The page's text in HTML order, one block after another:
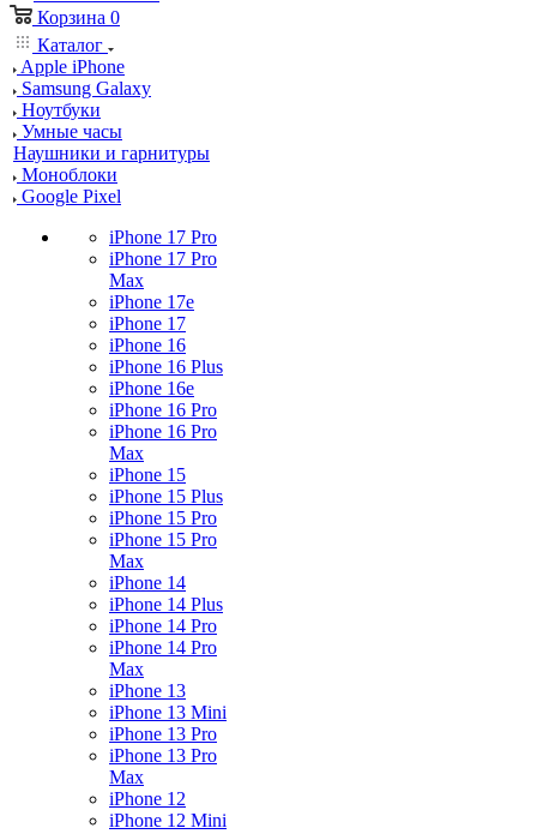
Корзина 0
Каталог
Apple iPhone
Samsung Galaxy
Ноутбуки
Умные часы
Наушники и гарнитуры
Моноблоки
Google Pixel
iPhone 17 Pro
iPhone 17 Pro
Max
iPhone 17e
iPhone 17
iPhone 16
iPhone 16 Plus
iPhone 16e
iPhone 16 Pro
iPhone 16 Pro
Max
iPhone 15
iPhone 15 Plus
iPhone 15 Pro
iPhone 15 Pro
Max
iPhone 14
iPhone 14 Plus
iPhone 14 Pro
iPhone 14 Pro
Max
iPhone 13
iPhone 13 Mini
iPhone 13 Pro
iPhone 13 Pro
Max
iPhone 12
iPhone 12 Mini